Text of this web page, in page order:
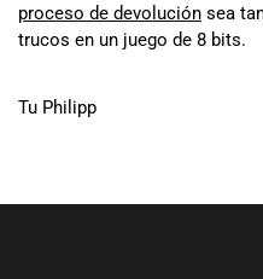
proceso de devolución sea
trucos en un juego de 8 bits.
Tu Philipp